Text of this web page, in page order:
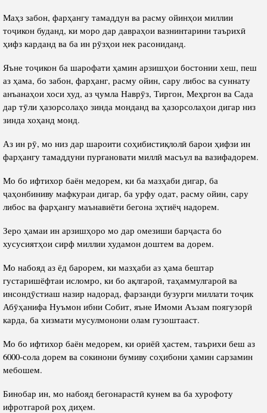
Маҳз забон, фарҳангу тамаддун ва расму ойинҳои миллии
тоҷикон буданд, ки моро дар давраҳои вазнинтарини таърихӣ
ҳифз карданд ва ба ин рӯзҳои нек расониданд.
Яъне тоҷикон ба шарофати ҳамин арзишҳои бостонии хеш, пеш
аз ҳама, бо забон, фарҳанг, расму ойин, сару либос ва суннату
анъанаҳои хоси худ, аз ҷумла Наврӯз, Тиргон, Меҳргон ва Сада
дар тӯли ҳазорсолаҳо зинда монданд ва ҳазорсолаҳои дигар низ
зинда хоҳанд монд.
Аз ин рӯ, мо низ дар шароити соҳибистиқлолӣ барои ҳифзи ин
фарҳангу тамаддуни пурғановати миллӣ масъул ва вазифадорем.
Мо бо ифтихор баён медорем, ки ба мазҳаби дигар, ба
ҷаҳонбиниву мафкураи дигар, ба урфу одат, расму ойин, сару
либос ва фарҳангу маънавиёти бегона эҳтиёҷ надорем.
Зеро ҳамаи ин арзишҳоро мо дар омезиши барҷаста бо
хусусиятҳои сирф миллии худамон доштем ва дорем.
Мо набояд аз ёд барорем, ки мазҳаби аз ҳама бештар
густаришёфтаи исломро, ки бо ақлгароӣ, таҳаммулгароӣ ва
инсондӯстиаш назир надорад, фарзанди бузурги миллати тоҷик
Абӯҳанифа Нуъмон ибни Собит, яъне Имоми Аъзам поягузорӣ
карда, ба хизмати мусулмонони олам гузоштааст.
Мо бо ифтихор баён медорем, ки ориёӣ ҳастем, таърихи беш аз
6000-сола дорем ва сокинони бумиву соҳибони ҳамин сарзамин
мебошем.
Бинобар ин, мо набояд бегонарастӣ кунем ва ба хурофоту
ифротгароӣ роҳ диҳем.